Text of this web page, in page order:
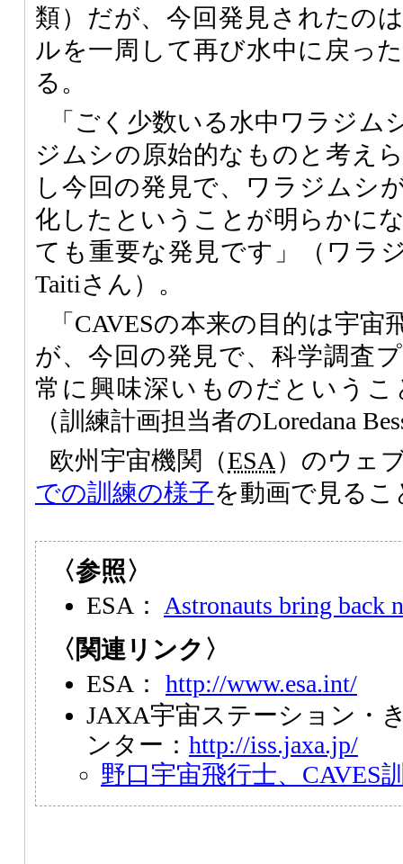
類）だが、今回発見されたの
ルを一周して再び水中に戻っ
る。
「ごく少数いる水中ワラジム
ジムシの原始的なものと考え
し今回の発見で、ワラジムシ
化したということが明らかに
ても重要な発見です」（ワラ
Taitiさん）。
「CAVESの本来の目的は宇
が、今回の発見で、科学調査
常に興味深いものだという
（訓練計画担当者のLoredana
欧州宇宙機関（ESA ）のウェ
での訓練の様子を動画で見る
〈参照〉
ESA： Astronauts bring back
〈関連リンク〉
ESA： http://www.esa.int/
JAXA宇宙ステーション・
ンター： http://iss.jaxa.jp/
野口宇宙飛行士、CAVES